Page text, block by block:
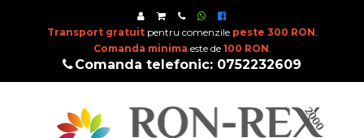
Transport gratuitpentru comenzile peste 300 RON.
Comanda minima este de 100 RON.
Comanda telefonic: 0752232609